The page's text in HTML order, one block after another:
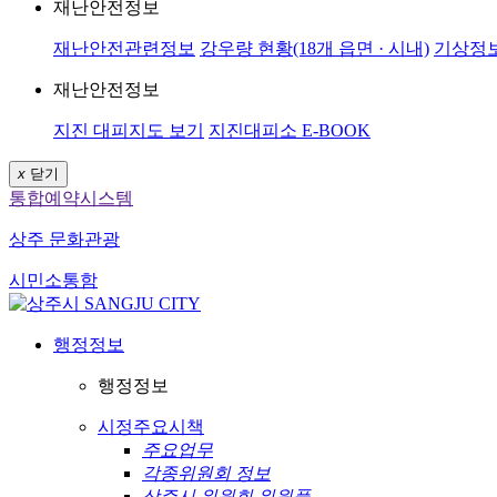
재난안전정보
재난안전관련정보 강우량 현황(18개 읍면 · 시내) 기상정
재난안전정보
지진 대피지도 보기 지진대피소 E-BOOK
x 닫기
통합예약시스템
상주 문화관광
시민소통함
행정정보
행정정보
시정주요시책
주요업무
각종위원회 정보